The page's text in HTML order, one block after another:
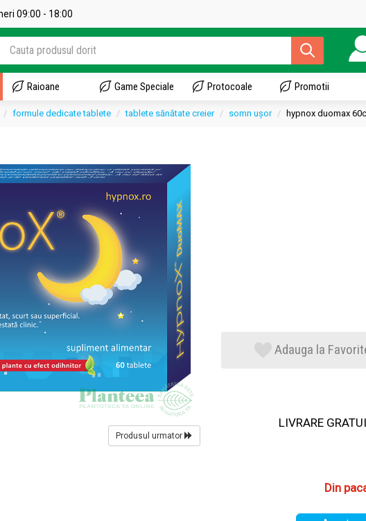
09:00 - 18:00
Raioane Game Speciale Protocoale Promotii
formule dedicate tablete tablete sănătate creier somn ușor hypnox duomax
Produsul urmator
Adauga la
LIVRARE
Din